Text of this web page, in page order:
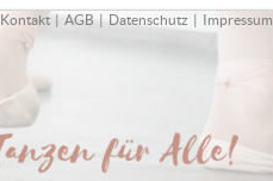
Kontakt | AGB | Datenschutz | Impressum